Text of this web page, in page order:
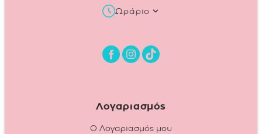
Ωράριο
Λογαριασμός
Ο Λογαριασμός μου